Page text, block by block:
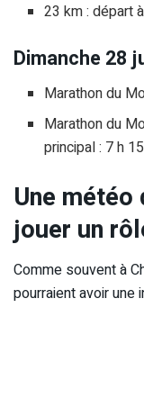
23 km : départ
Dimanche 28
Marathon du
Marathon du
principal : 7 h 15
Une
jouer un
Comme souvent à
pourraient avoir